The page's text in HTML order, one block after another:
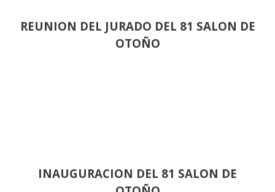
REUNION DEL JURADO DEL 81 SALON DE
OTOÑO
INAUGURACION DEL 81 SALON DE